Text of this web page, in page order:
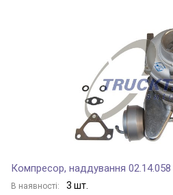
Компресор, наддування 02.14.058
В наявності: 3 шт.